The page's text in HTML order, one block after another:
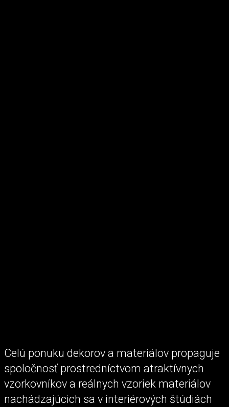
Celú ponuku dekorov a materiálov propaguje
spoločnosť prostredníctvom atraktívnych
vzorkovníkov a reálnych vzoriek materiálov
nachádzajúcich sa v interiérových štúdiách